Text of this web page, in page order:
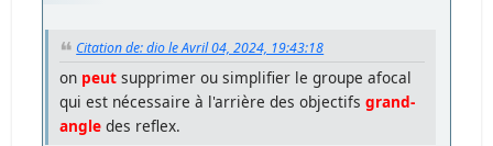
Citation de: dio le Avril 04, 2024, 19:43:18
on peut supprimer ou simplifier le groupe afocal
qui est nécessaire à l'arrière des objectifsgrand-
angle des reflex.